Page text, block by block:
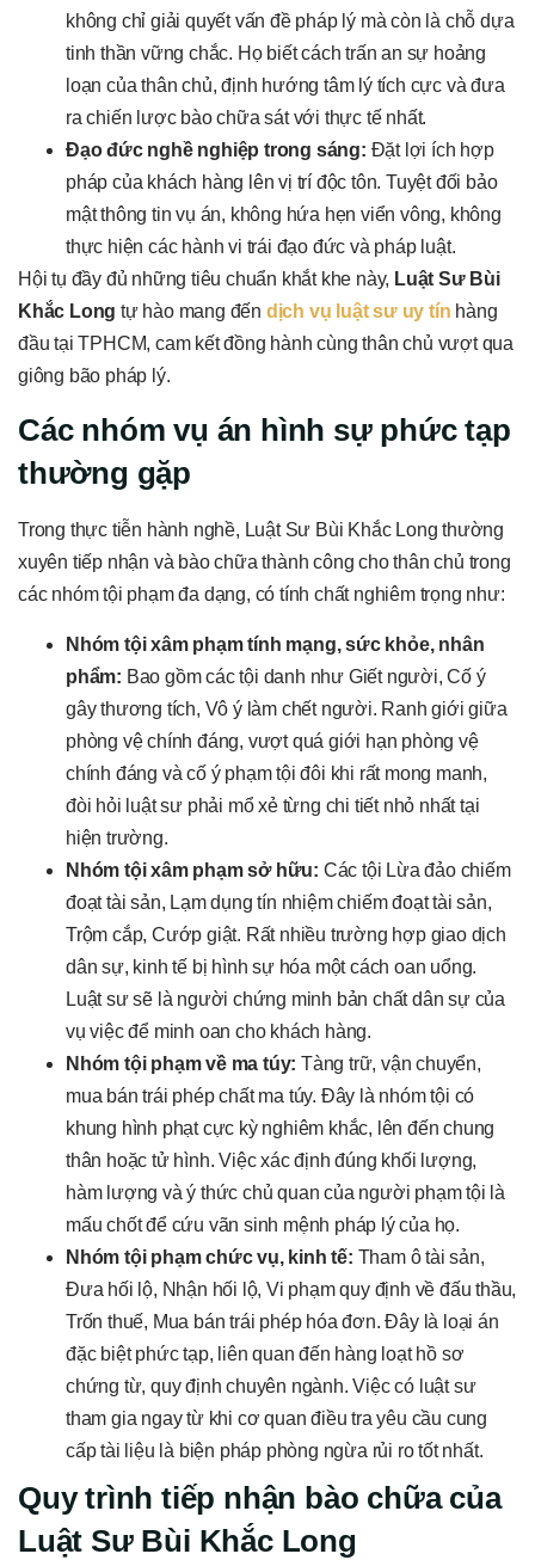
không chỉ giải quyết vấn đề pháp lý mà còn là chỗ dựa
tinh thần vững chắc. Họ biết cách trấn an sự hoảng
loạn của thân chủ, định hướng tâm lý tích cực và đưa
ra chiến lược bào chữa sát với thực tế nhất.
Đạo đức nghề nghiệp trong sáng: Đặt lợi ích hợp
pháp của khách hàng lên vị trí độc tôn. Tuyệt đối bảo
mật thông tin vụ án, không hứa hẹn viển vông, không
thực hiện các hành vi trái đạo đức và pháp luật.
Hội tụ đầy đủ những tiêu chuẩn khắt khe này, Luật Sư Bùi
Khắc Long tự hào mang đến dịch vụ luật sư uy tín hàng
đầu tại TPHCM, cam kết đồng hành cùng thân chủ vượt qua
giông bão pháp lý.
Các nhóm vụ án hình sự phức tạp
thường gặp
Trong thực tiễn hành nghề, Luật Sư Bùi Khắc Long thường
xuyên tiếp nhận và bào chữa thành công cho thân chủ trong
các nhóm tội phạm đa dạng, có tính chất nghiêm trọng như:
Nhóm tội xâm phạm tính mạng, sức khỏe, nhân
phẩm: Bao gồm các tội danh như Giết người, Cố ý
gây thương tích, Vô ý làm chết người. Ranh giới giữa
phòng vệ chính đáng, vượt quá giới hạn phòng vệ
chính đáng và cố ý phạm tội đôi khi rất mong manh,
đòi hỏi luật sư phải mổ xẻ từng chi tiết nhỏ nhất tại
hiện trường.
Nhóm tội xâm phạm sở hữu: Các tội Lừa đảo chiếm
đoạt tài sản, Lạm dụng tín nhiệm chiếm đoạt tài sản,
Trộm cắp, Cướp giật. Rất nhiều trường hợp giao dịch
dân sự, kinh tế bị hình sự hóa một cách oan uổng.
Luật sư sẽ là người chứng minh bản chất dân sự của
vụ việc để minh oan cho khách hàng.
Nhóm tội phạm về ma túy: Tàng trữ, vận chuyển,
mua bán trái phép chất ma túy. Đây là nhóm tội có
khung hình phạt cực kỳ nghiêm khắc, lên đến chung
thân hoặc tử hình. Việc xác định đúng khối lượng,
hàm lượng và ý thức chủ quan của người phạm tội là
mấu chốt để cứu vãn sinh mệnh pháp lý của họ.
Nhóm tội phạm chức vụ, kinh tế: Tham ô tài sản,
Đưa hối lộ, Nhận hối lộ, Vi phạm quy định về đấu thầu,
Trốn thuế, Mua bán trái phép hóa đơn. Đây là loại án
đặc biệt phức tạp, liên quan đến hàng loạt hồ sơ
chứng từ, quy định chuyên ngành. Việc có luật sư
tham gia ngay từ khi cơ quan điều tra yêu cầu cung
cấp tài liệu là biện pháp phòng ngừa rủi ro tốt nhất.
Quy trình tiếp nhận bào chữa của
Luật Sư Bùi Khắc Long